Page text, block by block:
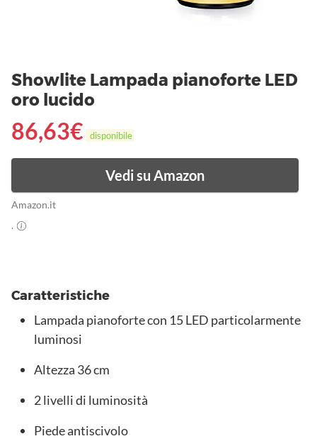
Showlite Lampada pianoforte LED
oro lucido
86,63€ disponibile
Vedi su Amazon
Amazon.it
.
Caratteristiche
Lampada pianoforte con 15 LED particolarmente
luminosi
Altezza 36 cm
2 livelli di luminosità
Piede antiscivolo